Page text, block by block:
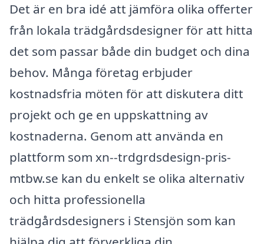
Det är en bra idé att jämföra olika offerter
från lokala trädgårdsdesigner för att hitta
det som passar både din budget och dina
behov. Många företag erbjuder
kostnadsfria möten för att diskutera ditt
projekt och ge en uppskattning av
kostnaderna. Genom att använda en
plattform som xn--trdgrdsdesign-pris-
mtbw.se kan du enkelt se olika alternativ
och hitta professionella
trädgårdsdesigners i Stensjön som kan